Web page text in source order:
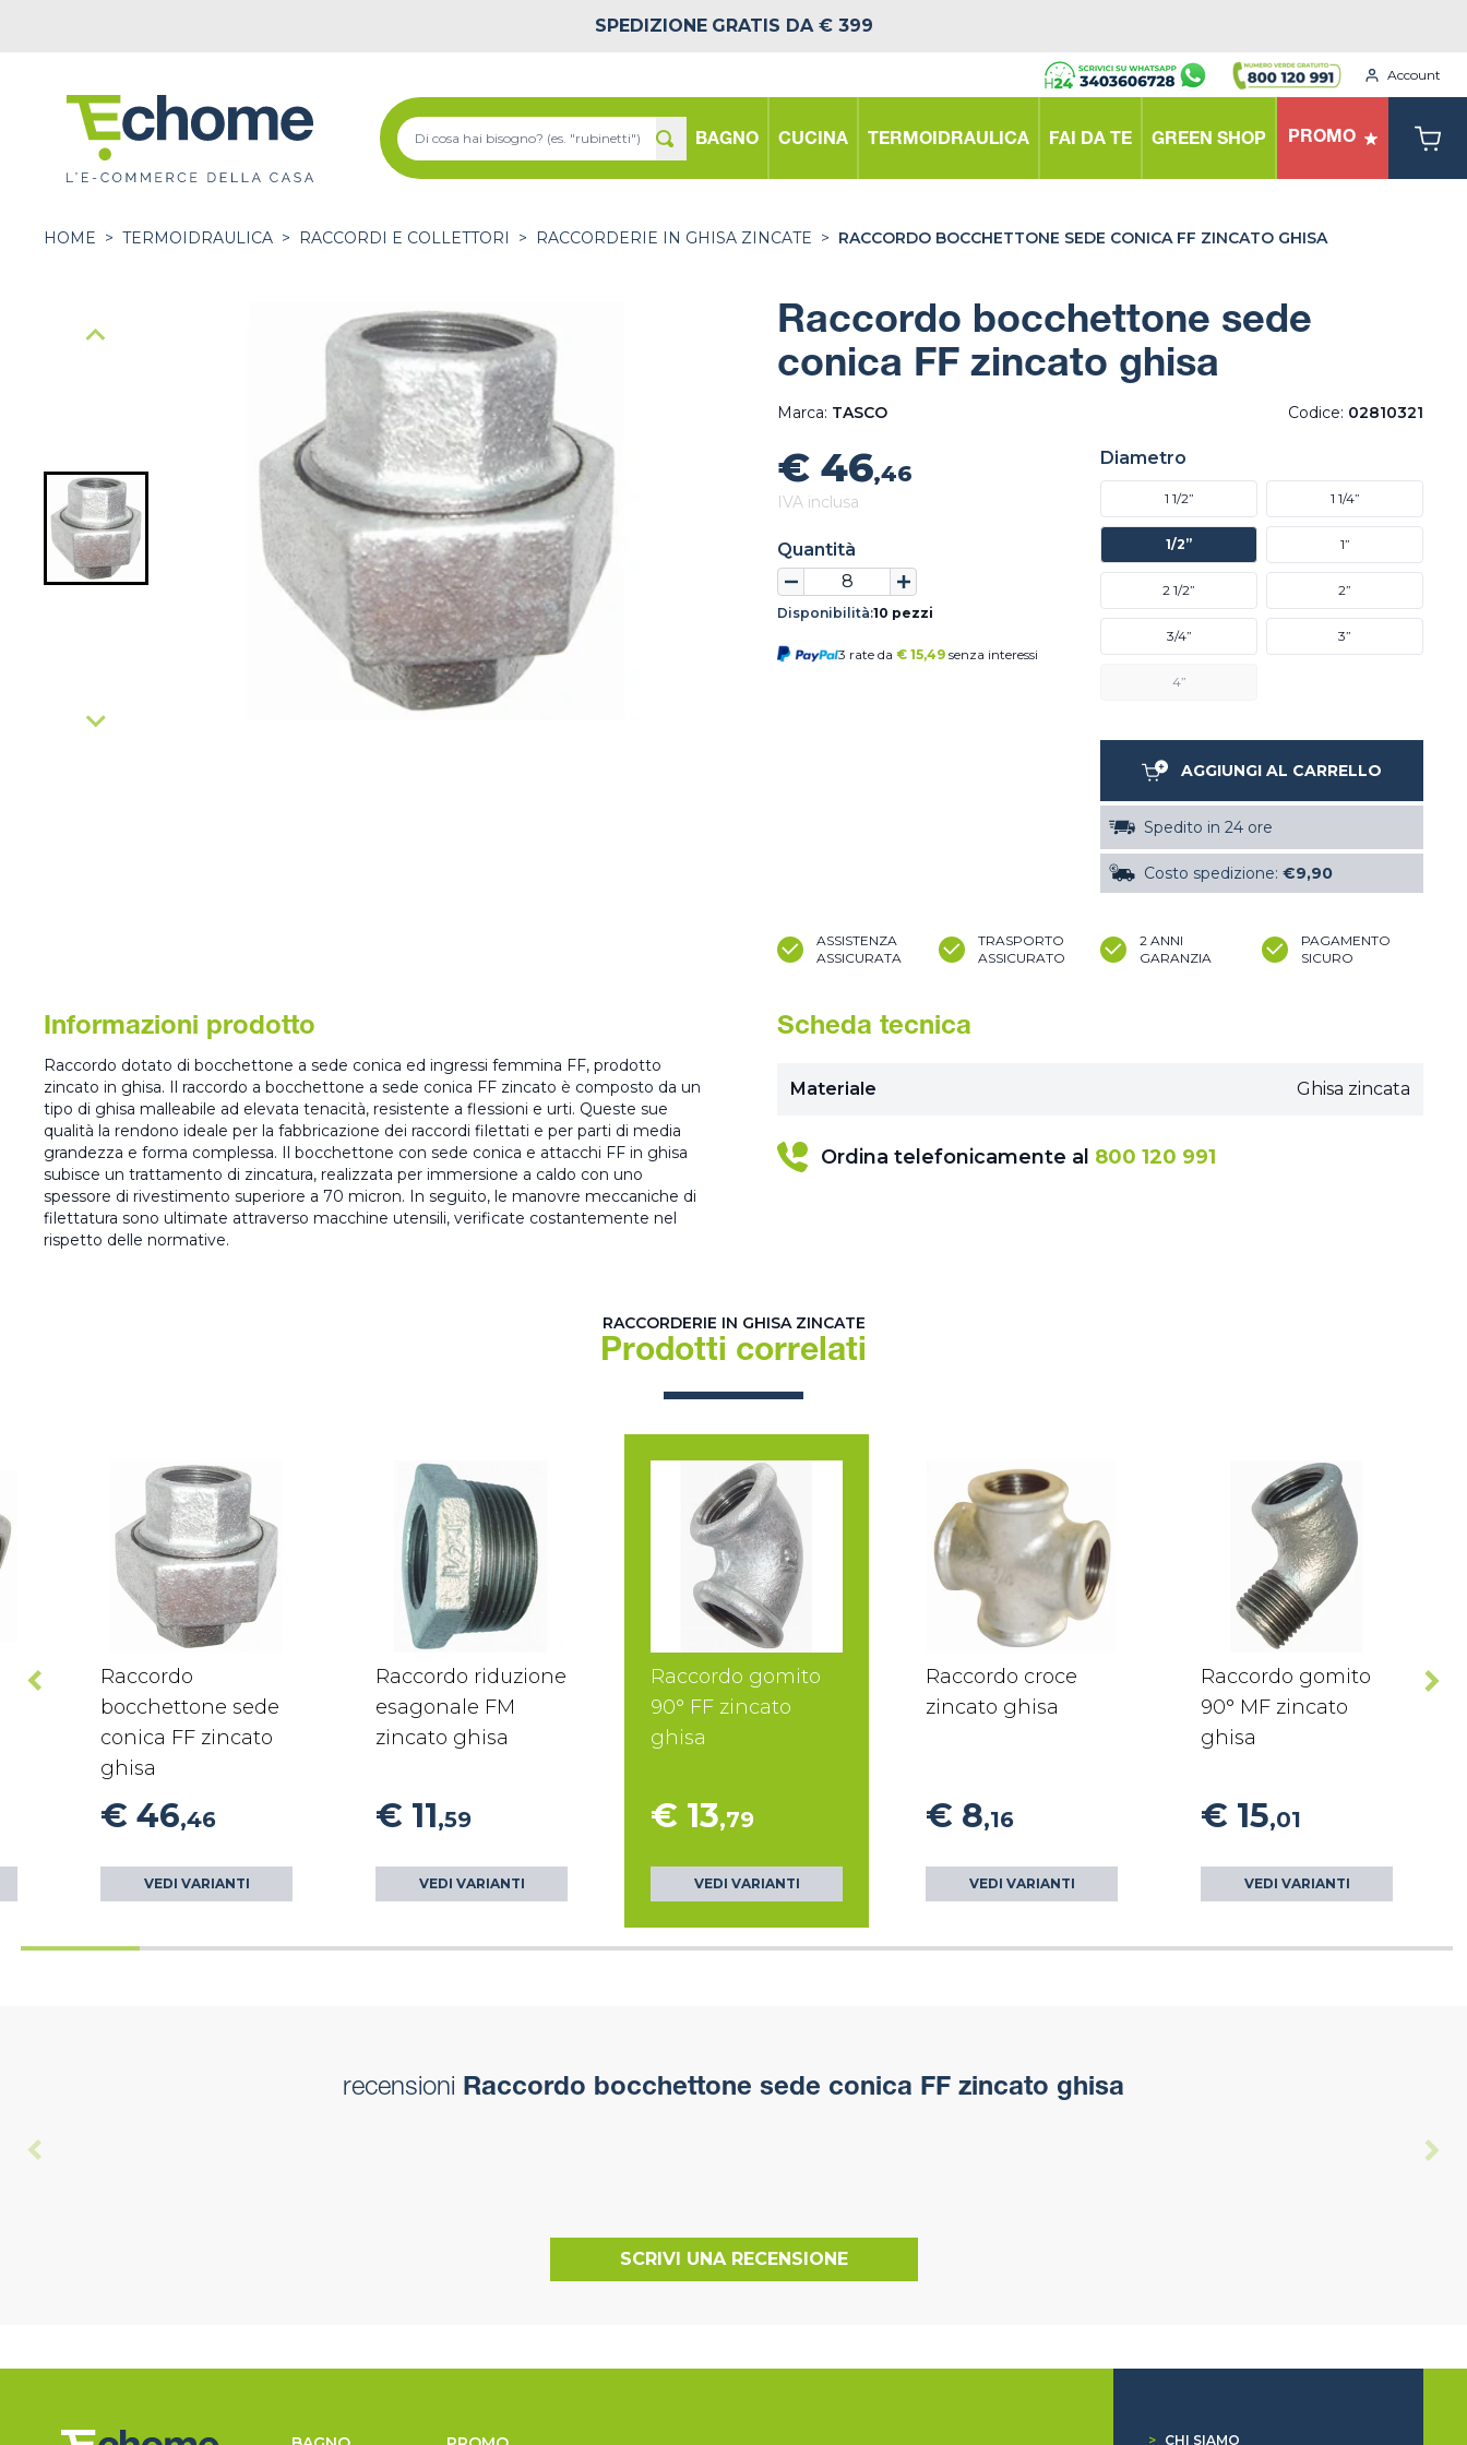
SPEDIZIONE GRATIS DA € 399
Account
BAGNO CUCINA TERMOIDRAULICA FAI DA TE GREEN SHOP PROMO
HOME > TERMOIDRAULICA > RACCORDI E COLLETTORI > RACCORDERIE IN GHISA ZINCATE > RACCORDO BOCCHETTONE SEDE CONICA FF ZINCATO GHISA
Raccordo bocchettone sede
conica FF zincato ghisa
Marca: TASCO Codice: 02810321
€ 46,46
IVA inclusa
Quantità
Disponibilità:10 pezzi
3 rate da € 15,49 senza interessi
Diametro
1 1/2” 1 1/4”
1/2” 1”
2 1/2” 2”
3/4” 3”
4”
AGGIUNGI AL CARRELLO
Spedito in 24 ore
Costo spedizione: €9,90
ASSISTENZA
ASSICURATA
TRASPORTO
ASSICURATO
2 ANNI
GARANZIA
PAGAMENTO
SICURO
Informazioni prodotto
Raccordo dotato di bocchettone a sede conica ed ingressi femmina FF, prodotto
zincato in ghisa. Il raccordo a bocchettone a sede conica FF zincato è composto da un
tipo di ghisa malleabile ad elevata tenacità, resistente a flessioni e urti. Queste sue
qualità la rendono ideale per la fabbricazione dei raccordi filettati e per parti di media
grandezza e forma complessa. Il bocchettone con sede conica e attacchi FF in ghisa
subisce un trattamento di zincatura, realizzata per immersione a caldo con uno
spessore di rivestimento superiore a 70 micron. In seguito, le manovre meccaniche di
filettatura sono ultimate attraverso macchine utensili, verificate costantemente nel
rispetto delle normative.
Scheda tecnica
Materiale Ghisa zincata
Ordina telefonicamente al 800 120 991
RACCORDERIE IN GHISA ZINCATE
Prodotti correlati
Raccordo
bocchettone sede
conica FF zincato
ghisa
€ 46,46
VEDI VARIANTI
Raccordo riduzione
esagonale FM
zincato ghisa
€ 11,59
VEDI VARIANTI
Raccordo gomito
90° FF zincato
ghisa
€ 13,79
VEDI VARIANTI
Raccordo croce
zincato ghisa
€ 8,16
VEDI VARIANTI
Raccordo gomito
90° MF zincato
ghisa
€ 15,01
VEDI VARIANTI
recensioni Raccordo bocchettone sede conica FF zincato ghisa
SCRIVI UNA RECENSIONE
> CHI SIAMO